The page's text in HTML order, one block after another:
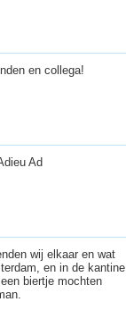
en collega!
Ad
wij elkaar en wat
en in de kantine
biertje mochten